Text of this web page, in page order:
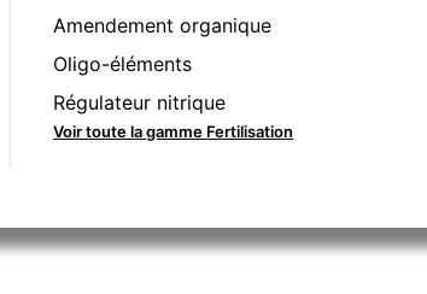
Amendement organique
Oligo-éléments
Régulateur nitrique
Voir toute la gamme Fertilisation